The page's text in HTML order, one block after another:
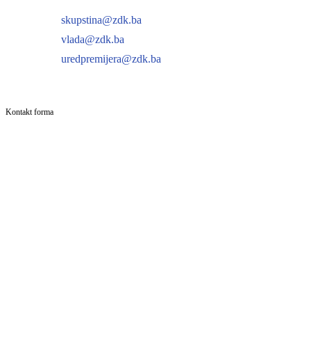
skupstina@zdk.ba
vlada@zdk.ba
uredpremijera@zdk.ba
Kontakt forma